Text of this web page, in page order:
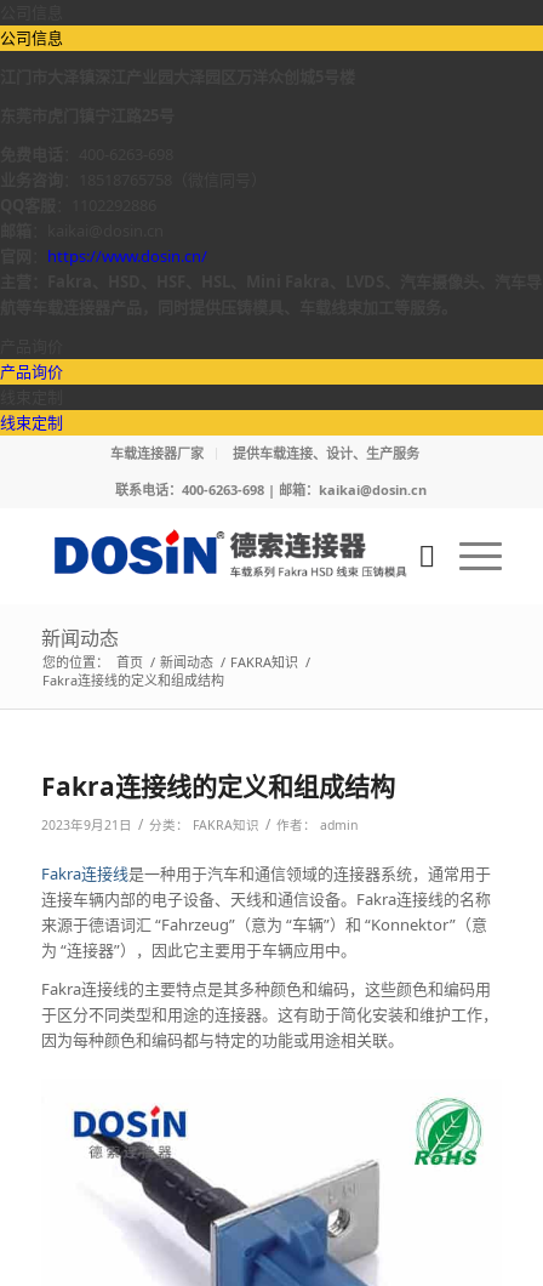
公司信息
https://www.dosin.cn/
产品询价
线束定制
车载连接器厂家
提供车载连接、设计、生产服务
联系电话：400-6263-698 | 邮箱： kaikai@dosin.cn
新闻动态
您的位置： 首页 / 新闻动态 / FAKRA知识 /
Fakra连接线的定义和组成结构
Fakra连接线的定义和组成结构
2023年9月21日 / 分类： FAKRA知识 / 作者： admin
Fakra连接线是一种用于汽车和通信领域的连接器系统，通常用于
连接车辆内部的电子设备、天线和通信设备。Fakra连接线的名称
来源于德语词汇 “Fahrzeug”（意为 “车辆”）和 “Konnektor”（意
为 “连接器”），因此它主要用于车辆应用中。
Fakra连接线的主要特点是其多种颜色和编码，这些颜色和编码用
于区分不同类型和用途的连接器。这有助于简化安装和维护工作，
因为每种颜色和编码都与特定的功能或用途相关联。